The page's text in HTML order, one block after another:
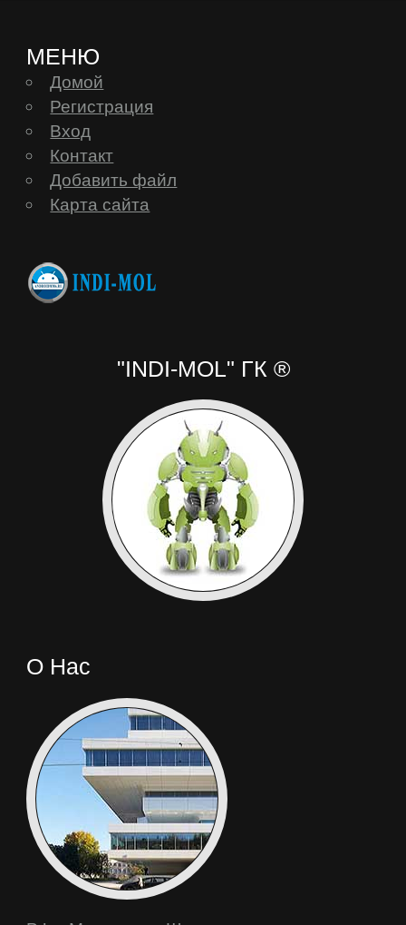
МЕНЮ
Домой
Регистрация
Вход
Контакт
Добавить файл
Карта сайта
"INDI-MOL" ГК ®
О Нас